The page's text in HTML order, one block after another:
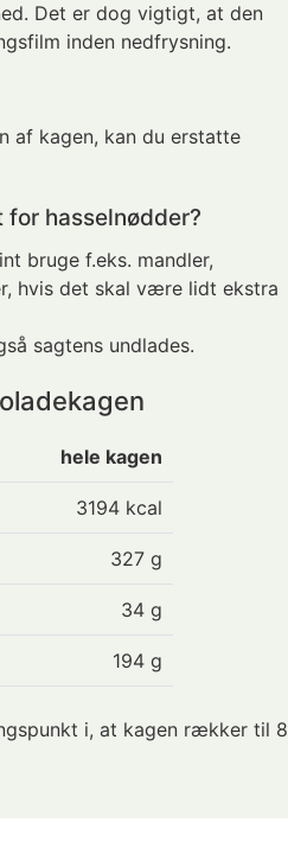
Det er dog vigtigt, at den
inden nedfrysning.
af kagen, kan du erstatte
hasselnødder?
bruge f.eks. mandler,
hvis det skal være lidt ekstra
sagtens undlades.
hele kagen
3194 kcal
327 g
34 g
194 g
i, at kagen rækker til 8